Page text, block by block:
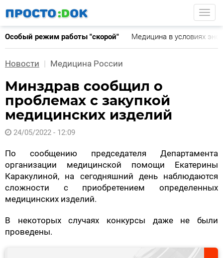
основному
содержанию
Особый режим работы "скорой" Медицина в условиях
Новости Медицина России
Минздрав сообщил о
проблемах с закупкой
медицинских изделий
24/05/2022 - 12:09
По сообщению председателя Департамента
организации медицинской помощи Екатерины
Каракулиной, на сегодняшний день наблюдаются
сложности с приобретением определенных
медицинских изделий.
В некоторых случаях конкурсы даже не были
проведены.